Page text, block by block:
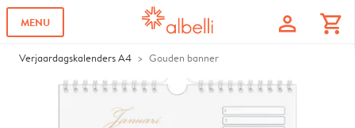
MENU profile shopping_cart
Verjaardagskalenders A4 Gouden banner